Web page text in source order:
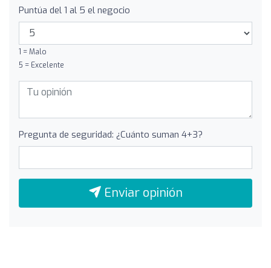
Puntúa del 1 al 5 el negocio
1 = Malo
5 = Excelente
Pregunta de seguridad: ¿Cuánto suman 4+3?
Enviar opinión